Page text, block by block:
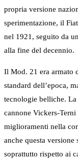
propria versione
sperimentazione, il
nel 1921, seguito da
alla fine del decennio.
Il Mod. 21 era armato
standard dell’epoca,
tecnologie belliche.
cannone Vickers-
miglioramenti nella
anche questa
soprattutto rispetto ai